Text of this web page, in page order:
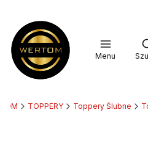
Menu
TOPPERY Toppery Ślubne